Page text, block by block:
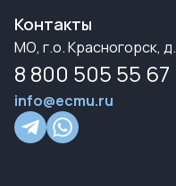
Контакты
МО, г.о. Красногорск,
8 800 505 55 67
info@ecmu.ru